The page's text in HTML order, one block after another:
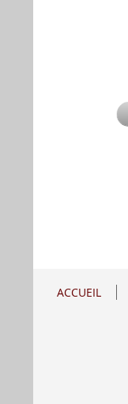
ACCUEIL